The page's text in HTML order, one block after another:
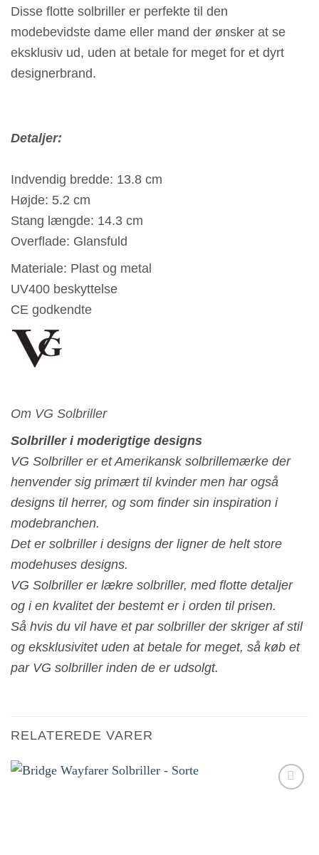
Disse flotte solbriller er perfekte til den
modebevidste dame eller mand der ønsker at se
eksklusiv ud, uden at betale for meget for et dyrt
designerbrand.
Detaljer:
Indvendig bredde: 13.8 cm
Højde: 5.2 cm
Stang længde: 14.3 cm
Overflade: Glansfuld
Materiale: Plast og metal
UV400 beskyttelse
CE godkendte
Om VG Solbriller
Solbriller i moderigtige designs
VG Solbriller er et Amerikansk solbrillemærke der
henvender sig primært til kvinder men har også
designs til herrer, og som finder sin inspiration i
modebranchen.
Det er solbriller i designs der ligner de helt store
modehuses designs.
VG Solbriller er lækre solbriller, med flotte detaljer
og i en kvalitet der bestemt er i orden til prisen.
Så hvis du vil have et par solbriller der skriger af stil
og eksklusivitet uden at betale for meget, så køb et
par VG solbriller inden de er udsolgt.
RELATEREDE VARER